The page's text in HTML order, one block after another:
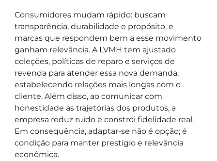
Consumidores mudam rápido: buscam
transparência, durabilidade e propósito, e
marcas que respondem bem a esse movimento
ganham relevância. A LVMH tem ajustado
coleções, políticas de reparo e serviços de
revenda para atender essa nova demanda,
estabelecendo relações mais longas com o
cliente. Além disso, ao comunicar com
honestidade as trajetórias dos produtos, a
empresa reduz ruído e constrói fidelidade real.
Em consequência, adaptar-se não é opção; é
condição para manter prestígio e relevância
econômica.